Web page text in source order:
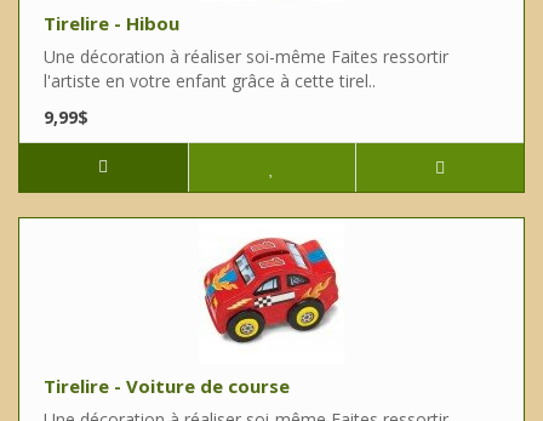
Tirelire - Hibou
Une décoration à réaliser soi-même Faites ressortir
l'artiste en votre enfant grâce à cette tirel..
9,99$
Tirelire - Voiture de course